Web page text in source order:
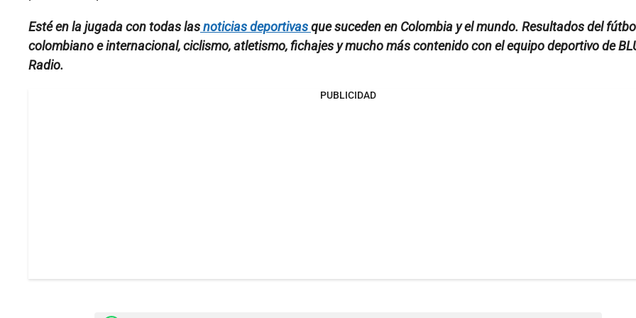
Esté en la jugada con todas lasnoticias deportivasque suceden en Colombia y el mundo. Resultados del
colombiano e internacional, ciclismo, atletismo, fichajes y mucho más contenido con el equipo deportivo de
Radio.
PUBLICIDAD